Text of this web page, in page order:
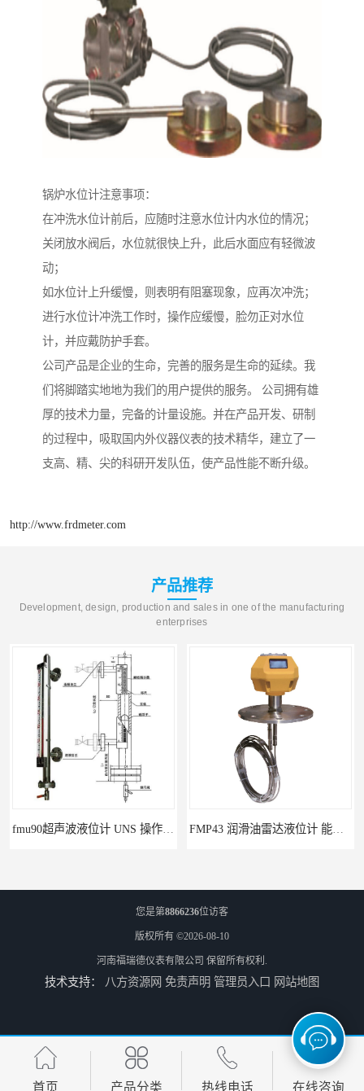
锅炉水位计注意事项：
在冲洗水位计前后，应随时注意水位计内水位的情况；
关闭放水阀后，水位就很快上升，此后水面应有轻微波
动；
如水位计上升缓慢，则表明有阻塞现象，应再次冲洗；
进行水位计冲洗工作时，操作应缓慢，脸勿正对水位
计，并应戴防护手套。
公司产品是企业的生命，完善的服务是生命的延续。我
们将脚踏实地地为我们的用户提供的服务。 公司拥有雄
厚的技术力量，完备的计量设施。并在产品开发、研制
的过程中，吸取国内外仪器仪表的技术精华，建立了一
支高、精、尖的科研开发队伍，使产品性能不断升级。
http://www.frdmeter.com
产品推荐
Development, design, production and sales in one of the manufacturing
enterprises
fmu90超声波液位计 UNS 操作简单 FMP43 润滑油雷达液位计 能够提供定制服务
云南高加智能锅炉汽包液位计 窑头窑尾液位计 性能稳定 甘肃高温高压型液位变送器 川仪液位计
您是第8866236位访客
版权所有 ©2026-08-10
河南福瑞德仪表有限公司 保留所有权利.
技术支持： 八方资源网 免责声明 管理员入口 网站地图
首页 产品分类 热线电话 在线咨询